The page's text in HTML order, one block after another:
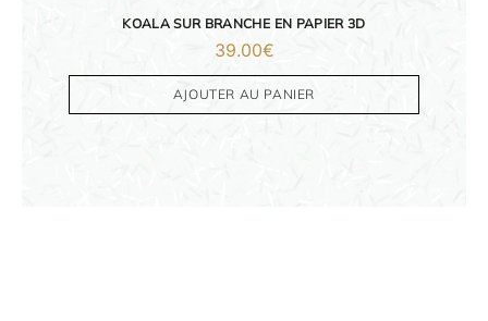
KOALA SUR BRANCHE EN PAPIER 3D
39.00€
AJOUTER AU PANIER